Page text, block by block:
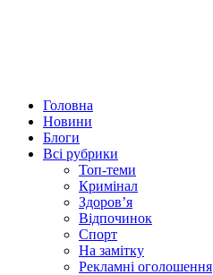
Головна
Новини
Блоги
Всі рубрики
Топ-теми
Кримінал
Здоров’я
Відпочинок
Спорт
На замітку
Рекламні оголошення